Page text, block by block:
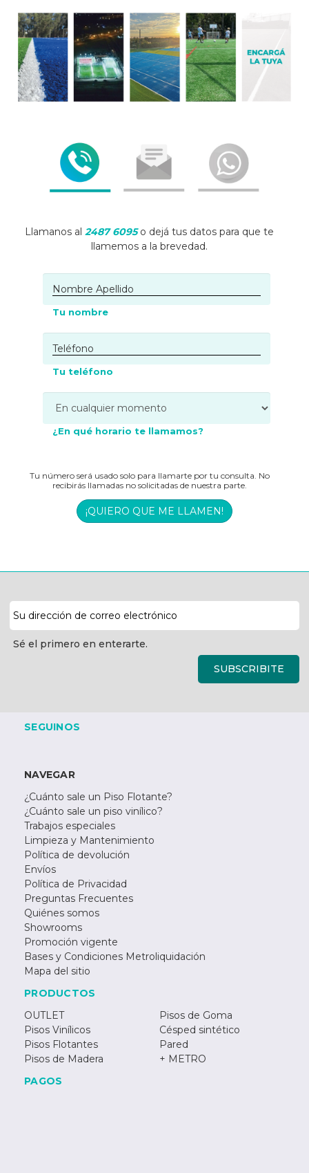
Llamanos al 2487 6095o dejá tus datos para que te
llamemos a la brevedad.
Tu nombre
Tu teléfono
¿En qué horario te llamamos?
Tu número será usado solo para llamarte por tu consulta. No
recibirás llamadas no solicitadas de nuestra parte.
¡QUIERO QUE ME LLAMEN!
de
correo
electrónico
Sé el primero en enterarte.
SUBSCRIBITE
SEGUINOS
NAVEGAR
¿Cuánto sale un Piso Flotante?
¿Cuánto sale un piso vinílico?
Trabajos especiales
Limpieza y Mantenimiento
Política de devolución
Envíos
Política de Privacidad
Preguntas Frecuentes
Quiénes somos
Showrooms
Promoción vigente
Bases y Condiciones Metroliquidación
Mapa del sitio
PRODUCTOS
OUTLET
Pisos Vinílicos
Pisos Flotantes
Pisos de Madera
Pisos de Goma
Césped sintético
Pared
+ METRO
PAGOS